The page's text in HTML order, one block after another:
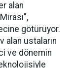
alan
götürüyor.
alan ustaların
ve dönemin